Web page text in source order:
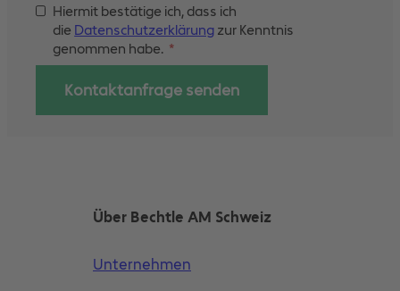
Hiermit bestätige ich, dass ich
die Datenschutzerklärung zur Kenntnis
genommen habe. *
Kontaktanfrage senden
Über Bechtle AM Schweiz
Unternehmen